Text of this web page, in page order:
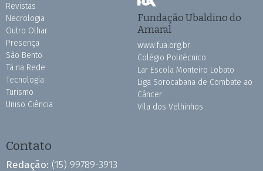
Revistas
Necrologia
Outro Olhar
Presença
São Bento
Tá na Rede
Tecnologia
Turismo
Uniso Ciência
Fundação Ubaldino do
Amaral
www.fua.org.br
Colégio Politécnico
Lar Escola Monteiro Lobato
Liga Sorocabana de Combate ao
Câncer
Vila dos Velhinhos
Contato
Redação: (15) 99789-3913